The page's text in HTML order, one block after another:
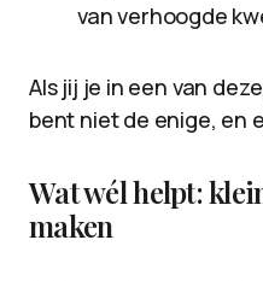
van verhoogde
Als jij je in een van
bent niet de enige, en
Wat wél helpt:
maken